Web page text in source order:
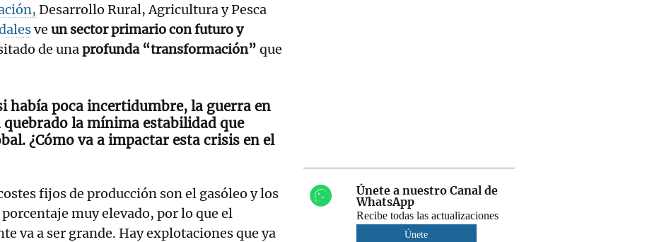
Desarrollo Rural, Agricultura y Pesca
ve un sector primario con futuro y
de unaprofunda “transformación” que
había poca incertidumbre, la guerra en
la mínima estabilidad que
¿Cómo va a impactar esta crisis en el
fijos de producción son el gasóleo y los
muy elevado, por lo que el
va a ser grande. Hay explotaciones que ya
Únete a nuestro Canal de
WhatsApp
Recibe todas las actualizaciones
Únete